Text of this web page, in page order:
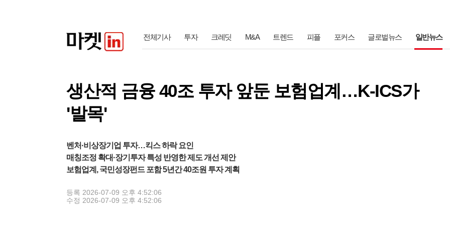
전체기사 투자 크레딧 M&A 트렌드 피플 포커스 글로벌뉴스 일반뉴스
생산적 금융 40조 투자 앞둔 보험업계…K-ICS가
'발목'
벤처·비상장기업 투자…킥스 하락 요인
매칭조정 확대·장기투자 특성 반영한 제도 개선 제안
보험업계, 국민성장펀드 포함 5년간 40조원 투자 계획
등록 2026-07-09 오후 4:52:06
수정 2026-07-09 오후 4:52:06